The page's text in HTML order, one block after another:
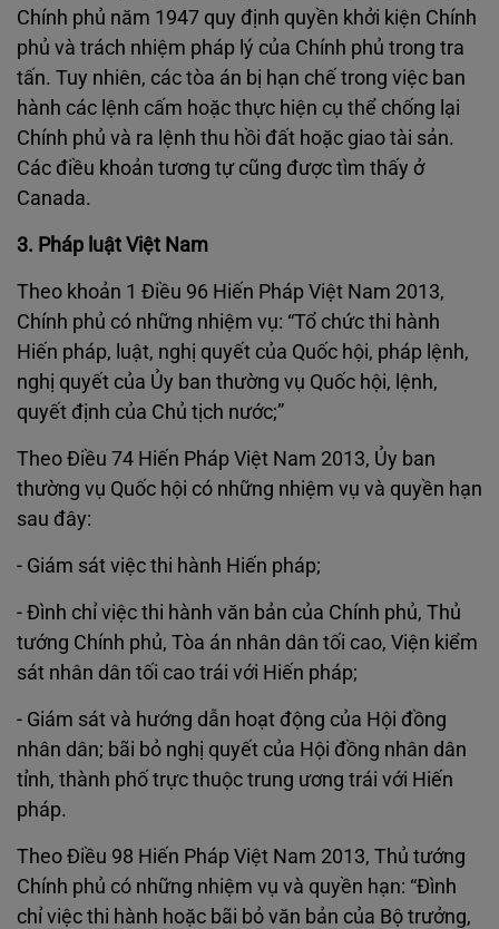
Chính phủ năm 1947 quy định quyền khởi kiện Chính
phủ và trách nhiệm pháp lý của Chính phủ trong tra
tấn. Tuy nhiên, các tòa án bị hạn chế trong việc ban
hành các lệnh cấm hoặc thực hiện cụ thể chống lại
Chính phủ và ra lệnh thu hồi đất hoặc giao tài sản.
Các điều khoản tương tự cũng được tìm thấy ở
Canada.
3. Pháp luật Việt Nam
Theo khoản 1 Điều 96 Hiến Pháp Việt Nam 2013,
Chính phủ có những nhiệm vụ: “Tổ chức thi hành
Hiến pháp, luật, nghị quyết của Quốc hội, pháp lệnh,
nghị quyết của Ủy ban thường vụ Quốc hội, lệnh,
quyết định của Chủ tịch nước;”
Theo Điều 74 Hiến Pháp Việt Nam 2013, Ủy ban
thường vụ Quốc hội có những nhiệm vụ và quyền hạn
sau đây:
‐ Giám sát việc thi hành Hiến pháp;
‐ Đình chỉ việc thi hành văn bản của Chính phủ, Thủ
tướng Chính phủ, Tòa án nhân dân tối cao, Viện kiểm
sát nhân dân tối cao trái với Hiến pháp;
‐ Giám sát và hướng dẫn hoạt động của Hội đồng
nhân dân; bãi bỏ nghị quyết của Hội đồng nhân dân
tỉnh, thành phố trực thuộc trung ương trái với Hiến
pháp.
Theo Điều 98 Hiến Pháp Việt Nam 2013, Thủ tướng
Chính phủ có những nhiệm vụ và quyền hạn: “Đình
chỉ việc thi hành hoặc bãi bỏ văn bản của Bộ trưởng,